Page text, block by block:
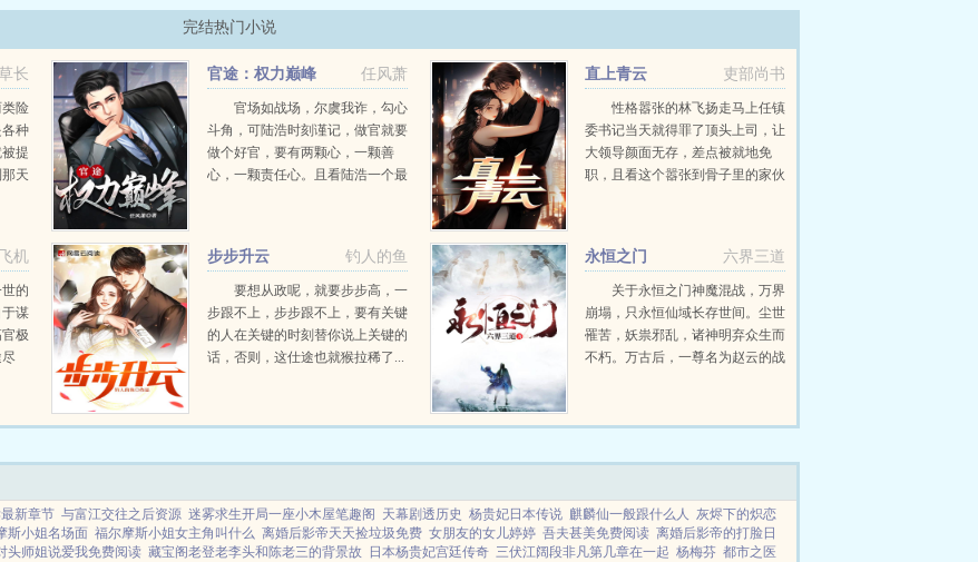
完结热门小说
长
险
种
提
天
任风萧
官途：权力巅峰
官场如战场，尔虞我诈，勾心
斗角，可陆浩时刻谨记，做官就要
做个好官，要有两颗心，一颗善
心，一颗责任心。且看陆浩一个最
吏部尚书
直上青云
性格嚣张的林飞扬走马上任镇
委书记当天就得罪了顶头上司，让
大领导颜面无存，差点被就地免
职，且看这个嚣张到骨子里的家伙
机
的
谋
极
直
钓人的鱼
步步升云
要想从政呢，就要步步高，一
步跟不上，步步跟不上，要有关键
的人在关键的时刻替你说上关键的
话，否则，这仕途也就猴拉稀了...
六界三道
永恒之门
关于永恒之门神魔混战，万界
崩塌，只永恒仙域长存世间。尘世
罹苦，妖祟邪乱，诸神明弃众生而
不朽。万古后，一尊名为赵云的战
恒仙域，以神之名，君临万道。自
新章节 与富江交往之后资源 迷雾求生开局一座小木屋笔趣阁 天幕剧透历史 杨贵妃日本传说 麒麟仙一般跟什么人 灰烬下的炽恋
斯小姐名场面 福尔摩斯小姐女主角叫什么 离婚后影帝天天捡垃圾免费 女朋友的女儿婷婷 吾夫甚美免费阅读 离婚后影帝的打脸日
头师姐说爱我免费阅读 藏宝阁老登老李头和陈老三的背景故 日本杨贵妃宫廷传奇 三伏江阔段非凡第几章在一起 杨梅芬 都市之医